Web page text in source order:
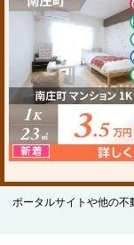
ポータルサイトや他の不